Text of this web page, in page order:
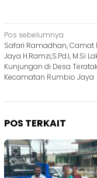
Navigasi
pos
Pos sebelumnya
Safari Ramadhan, Camat
Jaya H.Ramzi,S.Pd.I, M.Si
Kunjungan di Desa
Kecamatan Rumbio Jaya
POS TERKAIT